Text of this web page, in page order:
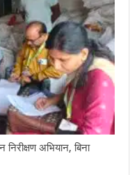
निरीक्षण अभियान, बिना